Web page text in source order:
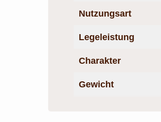
Nutzungsart
Legeleistung
Charakter
Gewicht